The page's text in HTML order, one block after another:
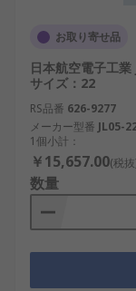
お取り寄せ品
日本航空電子工
サイズ：22
RS品番 626-9277
メーカー型番 JL05-
1個小計：
￥15,657.00(税
数量